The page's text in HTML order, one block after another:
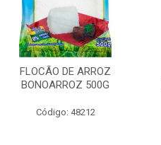
FLOCÃO DE ARROZ
BONOARROZ 500G
Código: 48212